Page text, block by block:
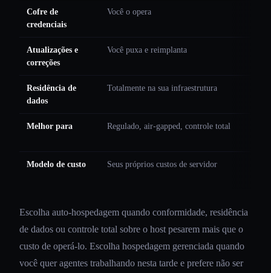
Cofre de
credenciais
Você o opera
Atualizações e
correções
Você puxa e reimplanta
Residência de
dados
Totalmente na sua infraestrutura
Melhor para Regulado, air-gapped, controle total
Modelo de custo Seus próprios custos de servidor
Escolha auto-hospedagem quando conformidade, residência
de dados ou controle total sobre o host pesarem mais que o
custo de operá-lo. Escolha hospedagem gerenciada quando
você quer agentes trabalhando nesta tarde e prefere não ser